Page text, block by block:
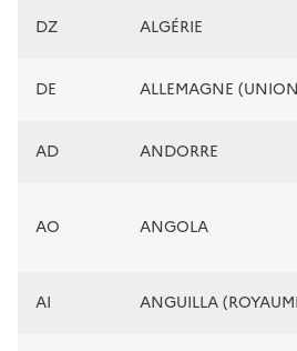
DZ ALGÉRIE
DE ALLEMAGNE
AD ANDORRE
AO ANGOLA
AI ANGUILLA